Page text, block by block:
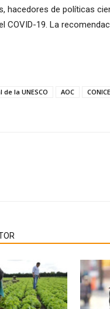
hacedores de políticas
COVID-19. La
la UNESCO AOC